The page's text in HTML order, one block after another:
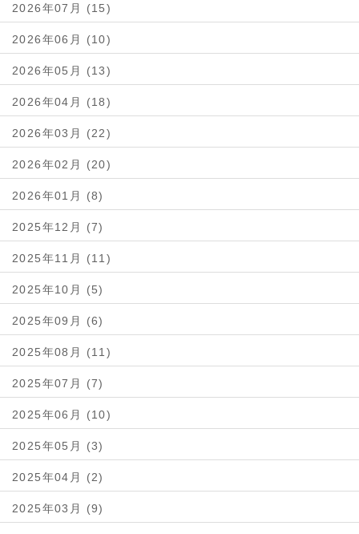
2026年07月 (15)
2026年06月 (10)
2026年05月 (13)
2026年04月 (18)
2026年03月 (22)
2026年02月 (20)
2026年01月 (8)
2025年12月 (7)
2025年11月 (11)
2025年10月 (5)
2025年09月 (6)
2025年08月 (11)
2025年07月 (7)
2025年06月 (10)
2025年05月 (3)
2025年04月 (2)
2025年03月 (9)